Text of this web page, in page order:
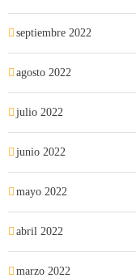
septiembre 2022
agosto 2022
julio 2022
junio 2022
mayo 2022
abril 2022
marzo 2022